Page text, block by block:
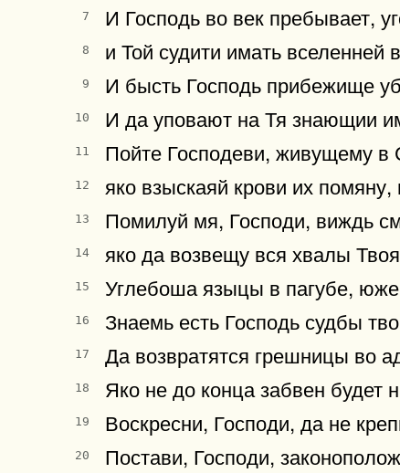
7 И Господь во век пребывает,
8 и Той судити имать
9 И бысть Господь прибежище
10 И да уповают на Тя знающии
11 Пойте Господеви, живущему в
12 яко взыскаяй крови их
13 Помилуй мя, Господи, виждь
14 яко да возвещу вся хвалы
15 Углебоша языцы в пагубе,
16 Знаемь есть Господь судбы
17 Да возвратятся грешницы во
18 Яко не до конца забвен будет
19 Воскресни, Господи, да не
20 Постави, Господи,